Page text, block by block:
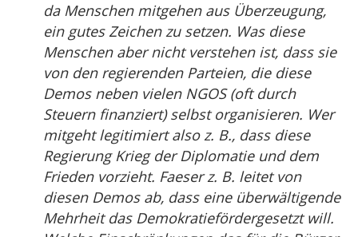
da Menschen mitgehen aus Überzeugung,
ein gutes Zeichen zu setzen. Was diese
Menschen aber nicht verstehen ist, dass sie
von den regierenden Parteien, die diese
Demos neben vielen NGOS (oft durch
Steuern finanziert) selbst organisieren. Wer
mitgeht legitimiert also z. B., dass diese
Regierung Krieg der Diplomatie und dem
Frieden vorzieht. Faeser z. B. leitet von
diesen Demos ab, dass eine überwältigende
Mehrheit das Demokratiefördergesetzt will.